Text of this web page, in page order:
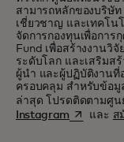
สามารถหลักของบริษั
เชี่ยวชาญ และเทคโน
จัดการกองทุนเพื่อกา
Fund เพื่อสร้างงานวิ
ระดับโลก และเสริมส
ผู้นำ และผู้ปฏิบัติงานที่
ครอบคลุม สำหรับข้อมู
ล่าสุด โปรดติดตามศูน
Instagram opens in
และ ส